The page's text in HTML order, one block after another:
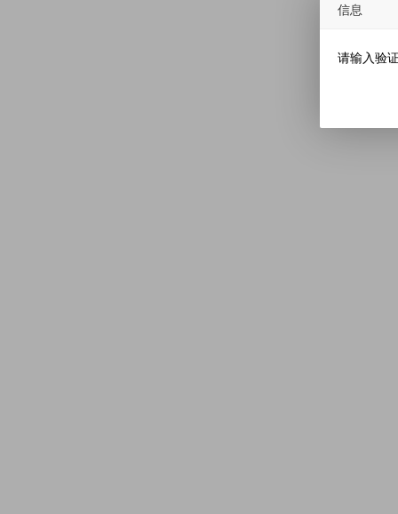
信息
请输入验